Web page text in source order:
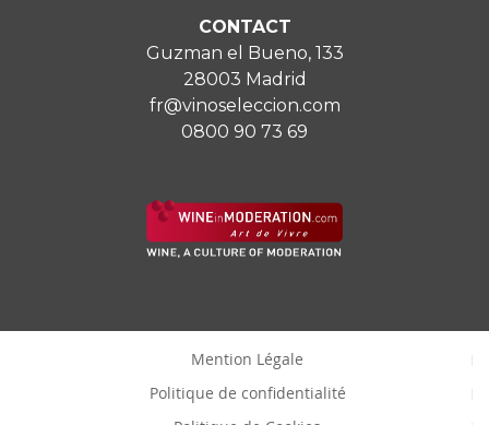
CONTACT
Guzman el Bueno, 133
28003 Madrid
fr@vinoseleccion.com
0800 90 73 69
Mention Légale
Politique de confidentialité